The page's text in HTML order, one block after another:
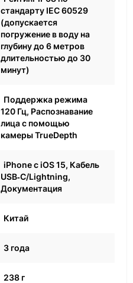
стандарту IEC 60529
(допускается
погружение в воду на
глубину до 6 метров
длительностью до 30
минут)
Поддержка режима
120 Гц, Распознавание
лица с помощью
камеры TrueDepth
iPhone с iOS 15, Кабель
USB‑C/Lightning,
Документация
Китай
3 года
238 г